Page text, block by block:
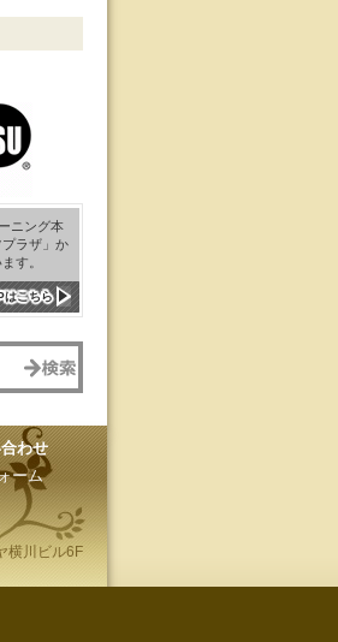
ニング本
ラザ」か
す。
はこちら
わせ
ーム
横川ビル6F